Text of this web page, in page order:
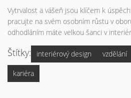
Vytrvalost a vášeň jsou klíčem k
pracujte na svém osobním růstu v
odhodláním máte velkou šanci v
Štítky: interiérový design vzdělání
kariéra